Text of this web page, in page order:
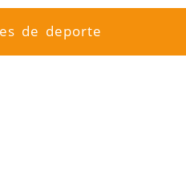
de deporte